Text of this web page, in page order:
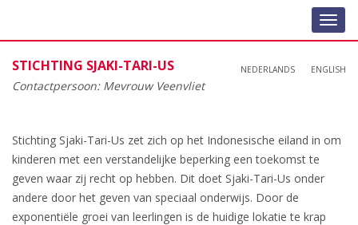
NEDERLANDS ENGLISH
STICHTING SJAKI-TARI-US
Contactpersoon: Mevrouw Veenvliet
Stichting Sjaki-Tari-Us zet zich op het Indonesische eiland in om
kinderen met een verstandelijke beperking een toekomst te
geven waar zij recht op hebben. Dit doet Sjaki-Tari-Us onder
andere door het geven van speciaal onderwijs. Door de
exponentiële groei van leerlingen is de huidige lokatie te krap